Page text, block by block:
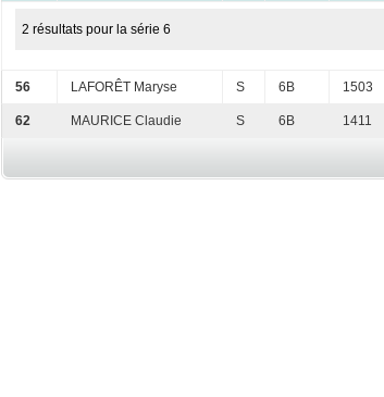
2 résultats pour la série 6
56 LAFORÊT Maryse S 6B 1503
62 MAURICE Claudie S 6B 1411